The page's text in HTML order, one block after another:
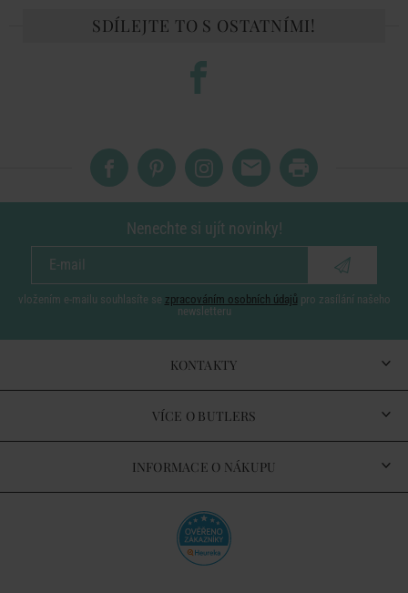
SDÍLEJTE TO S OSTATNÍMI!
Nenechte si ujít novinky!
vložením e-mailu souhlasíte se zpracováním osobních údajů pro zasílání našeho
newsletteru
KONTAKTY
VÍCE O BUTLERS
INFORMACE O NÁKUPU